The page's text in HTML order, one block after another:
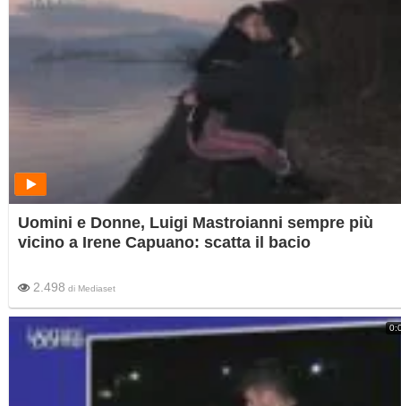
Uomini e Donne, Luigi Mastroianni sempre più
vicino a Irene Capuano: scatta il bacio
2.498 di Mediaset